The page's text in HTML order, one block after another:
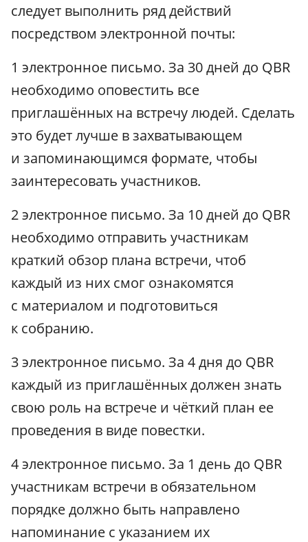
следует выполнить ряд действий
посредством электронной почты:
1 электронное письмо. За 30 дней до QBR
необходимо оповестить все
приглашённых на встречу людей. Сделать
это будет лучше в захватывающем
и запоминающимся формате, чтобы
заинтересовать участников.
2 электронное письмо. За 10 дней до QBR
необходимо отправить участникам
краткий обзор плана встречи, чтоб
каждый из них смог ознакомятся
с материалом и подготовиться
к собранию.
3 электронное письмо. За 4 дня до QBR
каждый из приглашённых должен знать
свою роль на встрече и чёткий план ее
проведения в виде повестки.
4 электронное письмо. За 1 день до QBR
участникам встречи в обязательном
порядке должно быть направлено
напоминание с указанием их